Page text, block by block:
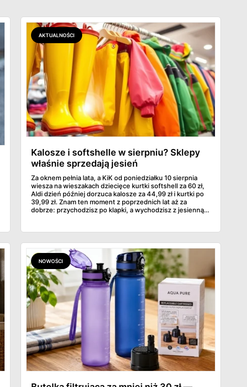
AKTUALNOŚCI
Kalosze i softshelle w sierpniu? Sklepy
właśnie sprzedają jesień
Za oknem pełnia lata, a KiK od poniedziałku 10 sierpnia
wiesza na wieszakach dziecięce kurtki softshell za 60 zł,
Aldi dzień później dorzuca kalosze za 44,99 zł i kurtki po
39,99 zł. Znam ten moment z poprzednich lat aż za
dobrze: przychodzisz po klapki, a wychodzisz z jesienną
sens kupować jesień, zanim skończą się wakacje.
NOWOŚCI